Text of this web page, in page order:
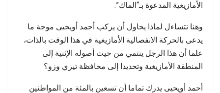
الأمازيغية المدعوة بـ“الماك”.
وهنا نتساءل لماذا يحاول أن يركب أحمد أويحيى موجة ما
يدعى بالحركة الانفصالية الأمازيغية في هذا الوقت بالذات،
علما أن هذا الرجل ينتمي من حيث أصوله الإثنية إلى
المنطقة الأمازيغية وتحديدا إلى محافظة تيزي وزو؟
أحمد أويحيى يدرك تماما أن تسعين بالمئة من المواطنين